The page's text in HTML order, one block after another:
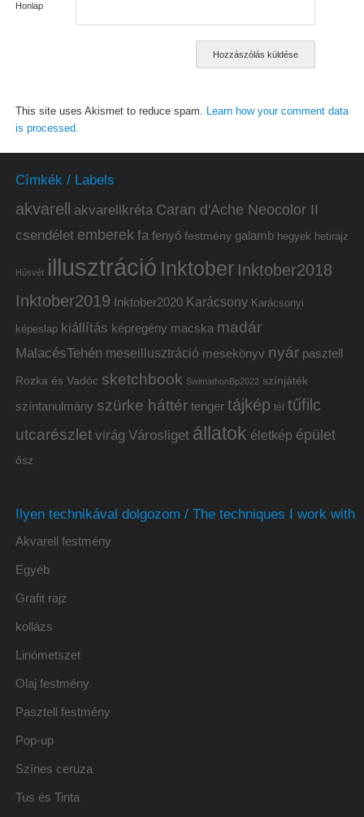
Honlap
This site uses Akismet to reduce spam. Learn how your comment data
is processed.
Címkék / Labels
akvarell akvarellkréta Caran d'Ache Neocolor II
csendélet emberek fa fenyő festmény galamb hegyek hetirajz
Húsvét illusztráció Inktober Inktober2018
Inktober2019 Inktober2020 Karácsony Karácsonyi
képeslap kiállítás képregény macska madár
MalacésTehén meseillusztráció mesekönyv nyár pasztell
Rozka és Vadóc sketchbook SwimathonBp2022 színjáték
színtanulmány szürke háttér tenger tájkép tél tűfilc
utcarészlet virág Városliget állatok életkép épület
ősz
Ilyen technikával dolgozom / The techniques I work with
Akvarell festmény
Egyéb
Grafit rajz
kollázs
Linómetszet
Olaj festmény
Pasztell festmény
Pop-up
Színes ceruza
Tus és Tinta